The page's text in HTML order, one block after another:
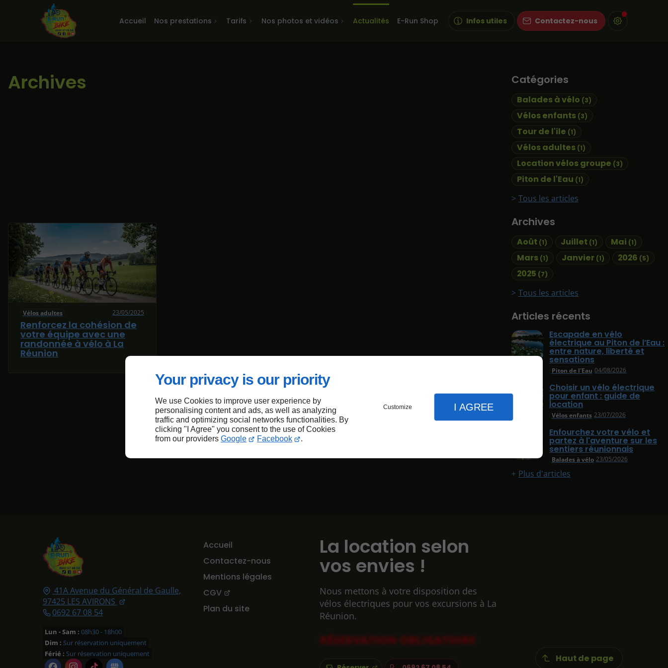
Your privacy is our priority
We use Cookies to improve user experience by
personalising content and ads, as well as analyzing
traffic and optimizing social networks functionalities. By
clicking "I Agree" you consent to the use of Cookies
from our providers Google Facebook .
Customize I AGREE
Accueil Nos prestations Tarifs Nos photos et vidéos Actualités E-Run Shop Infos utiles Contactez-nous
Catégories
Balades à vélo (3)
Vélos enfants (3)
Tour de l'ile (1)
Vélos adultes (1)
Location vélos groupe (3)
Piton de l'Eau (1)
Tous les articles
Archives
Août (1) Juillet (1) Mai (1)
Mars (1) Janvier (1) 2026 (5)
2025 (7)
Tous les articles
Articles récents
Piton de l'Eau 04/08/2026
Escapade en vélo
électrique au Piton de l’Eau :
entre nature, liberté et
sensations
Vélos enfants 23/07/2026
Choisir un vélo électrique
pour enfant : guide de
location
Balades à vélo 23/05/2026
Enfourchez votre vélo et
partez à l'aventure sur les
sentiers réunionnais
Plus d'articles
Archives
Vélos adultes 23/05/2025
Renforcez la cohésion de
votre équipe avec une
randonnée à vélo à La
Réunion
41A Avenue du Général de Gaulle,
97425 LES AVIRONS
0692 67 08 54
Lun - Sam : 08h30 - 18h00
Dim : Sur réservation uniquement
Férié : Sur réservation uniquement
Accueil
Contactez-nous
Mentions légales
CGV
Plan du site
La location selon
vos envies !
Nous mettons à votre disposition des
vélos électriques pour vos excursions à La
Réunion.
RÉSERVATION OBLIGATOIRE
Haut de page